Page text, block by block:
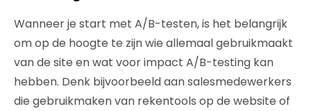
Wanneer je start met A/B-testen, is het belangrijk
om op de hoogte te zijn wie allemaal gebruikmaakt
van de site en wat voor impact A/B-testing kan
hebben. Denk bijvoorbeeld aan salesmedewerkers
die gebruikmaken van rekentools op de website of